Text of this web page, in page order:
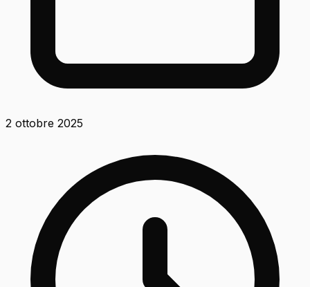
2 ottobre 2025